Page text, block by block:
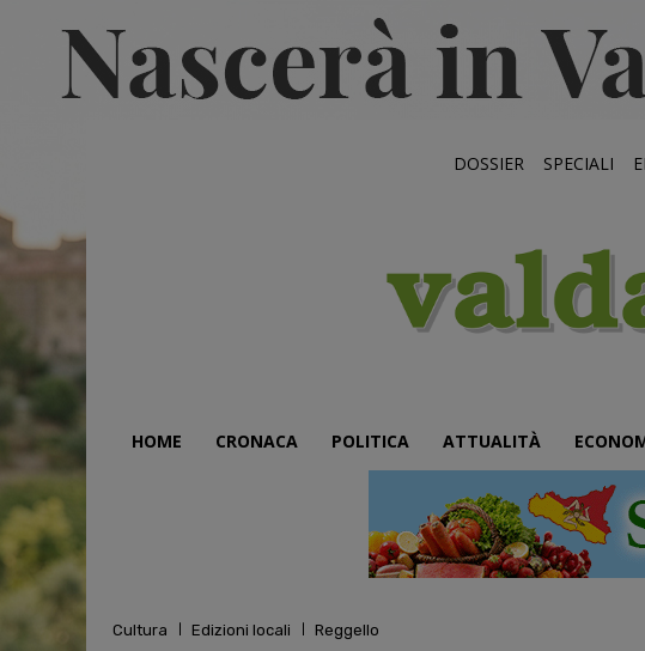
DOSSIER SPECIALI
HOME CRONACA POLITICA ATTUALITÀ
Cultura Edizioni locali Reggello